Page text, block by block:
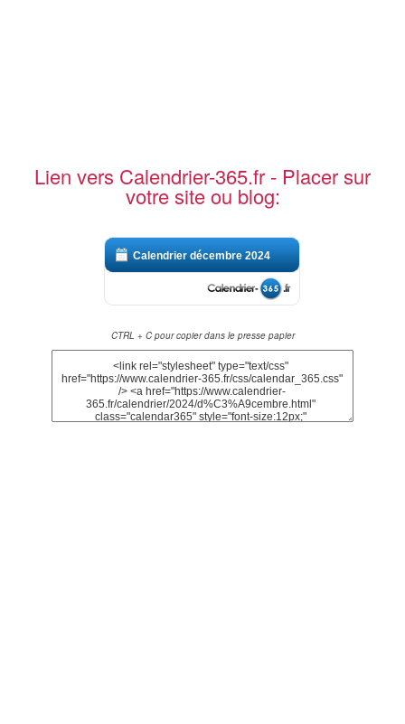
Lien vers Calendrier-365.fr - Placer sur
votre site ou blog:
Calendrier décembre 2024
CTRL + C pour copier dans le presse papier